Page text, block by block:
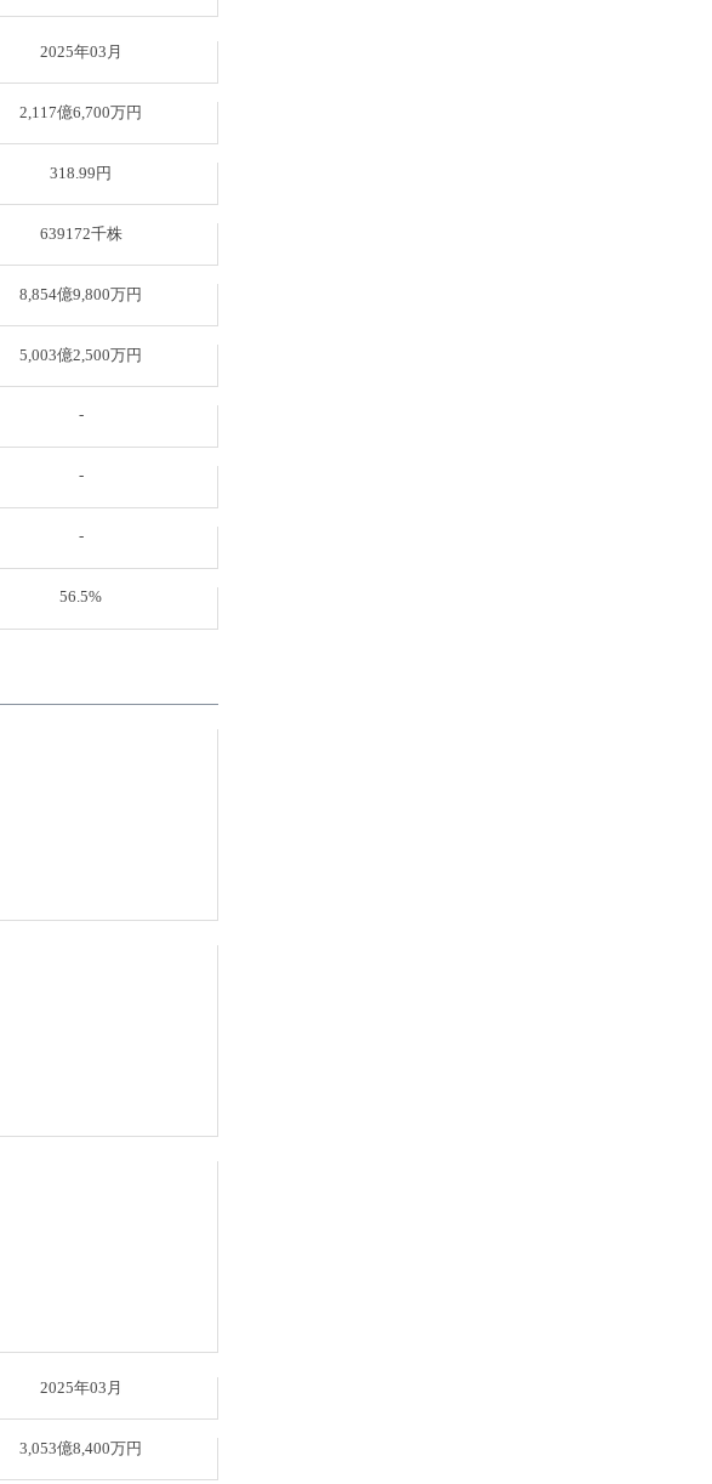
2025年03月
2,117億6,700万円
318.99円
639172千株
8,854億9,800万円
5,003億2,500万円
-
-
-
56.5%
2025年03月
3,053億8,400万円